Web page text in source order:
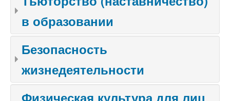
в образовании
Безопасность
жизнедеятельности
Физическая культура для лиц